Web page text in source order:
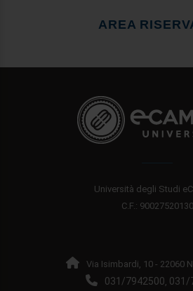
AREA
Università degli Studi
C.F.: 90027520130
Via Isimbardi, 10 - 22060
031/7942500, 031/